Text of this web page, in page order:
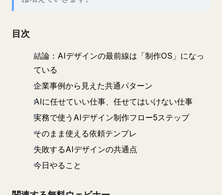
目次
結論：AIデザインの最前線は「制作OS」になっ
ている
企業事例から見えた共通パターン
AIに任せていい仕事、任せてはいけない仕事
実務で使うAIデザイン制作フロー5ステップ
そのまま使える依頼テンプレ
失敗するAIデザインの共通点
今日やること